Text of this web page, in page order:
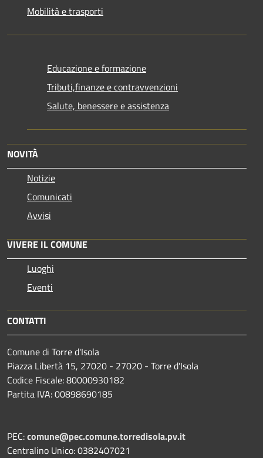
Mobilità e trasporti
Educazione e formazione
Tributi,finanze e contravvenzioni
Salute, benessere e assistenza
NOVITÀ
Notizie
Comunicati
Avvisi
VIVERE IL COMUNE
Luoghi
Eventi
CONTATTI
Comune di Torre d'Isola
Piazza Libertà 15, 27020 - 27020 - Torre d'Isola
Codice Fiscale: 80000930182
Partita IVA: 00898690185
PEC:comune@pec.comune.torredisola.pv.it
Centralino Unico: 0382407021